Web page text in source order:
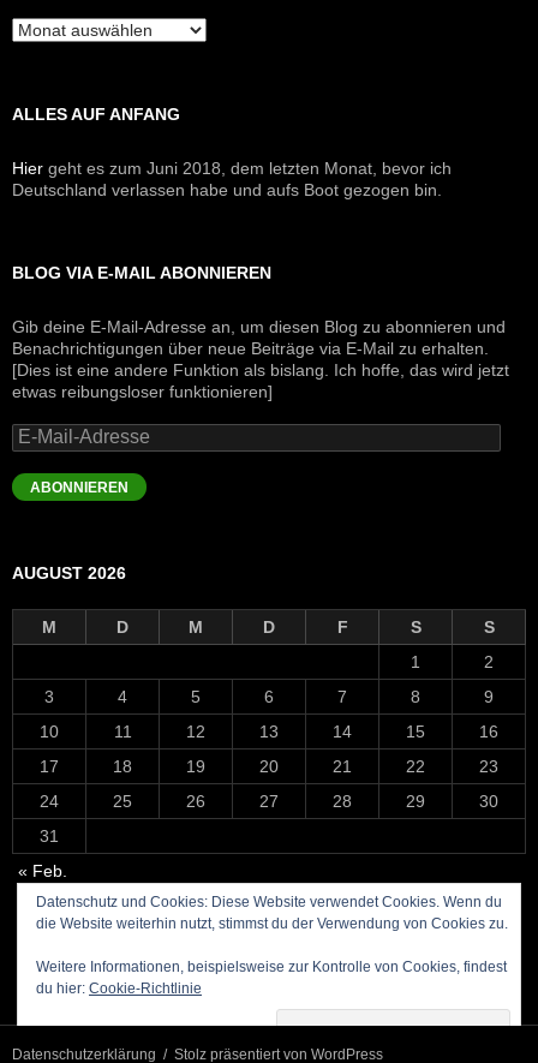
Archive
ALLES AUF ANFANG
Hier geht es zum Juni 2018, dem letzten Monat, bevor ich
Deutschland verlassen habe und aufs Boot gezogen bin.
BLOG VIA E-MAIL ABONNIEREN
Gib deine E-Mail-Adresse an, um diesen Blog zu abonnieren und
Benachrichtigungen über neue Beiträge via E-Mail zu erhalten.
[Dies ist eine andere Funktion als bislang. Ich hoffe, das wird jetzt
etwas reibungsloser funktionieren]
E-
Mail-
Adresse
ABONNIEREN
AUGUST 2026
M D M D F S
S
1
2
3
4 5 6 7 8
9
10
11 12 13 14 15
16
17
18 19 20 21 22
23
24
25 26 27 28 29
30
31
« Feb.
Datenschutz und Cookies: Diese Website verwendet Cookies. Wenn du
die Website weiterhin nutzt, stimmst du der Verwendung von Cookies zu.
Weitere Informationen, beispielsweise zur Kontrolle von Cookies, findest
du hier: Cookie-Richtlinie
Datenschutzerklärung Stolz präsentiert von WordPress